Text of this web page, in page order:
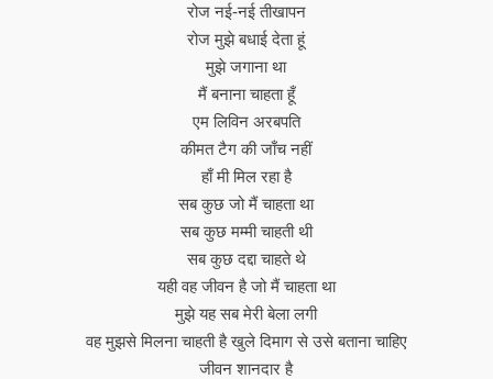
रोज नई-नई तीखापन
रोज मुझे बधाई देता हूं
मुझे जगाना था
मैं बनाना चाहता हूँ
एम लिविन अरबपति
कीमत टैग की जाँच नहीं
हाँ मी मिल रहा है
सब कुछ जो मैं चाहता था
सब कुछ मम्मी चाहती थी
सब कुछ दद्दा चाहते थे
यही वह जीवन है जो मैं चाहता था
मुझे यह सब मेरी बेला लगी
वह मुझसे मिलना चाहती है खुले दिमाग से उसे बताना चाहिए
जीवन शानदार है